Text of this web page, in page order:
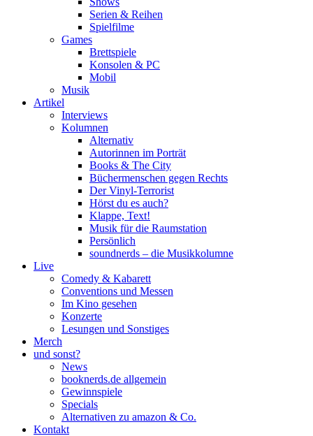
Serien & Reihen
Spielfilme
Games
Brettspiele
Konsolen & PC
Mobil
Musik
Artikel
Interviews
Kolumnen
Alternativ
Autorinnen im Porträt
Books & The City
Büchermenschen gegen Rechts
Der Vinyl-Terrorist
Hörst du es auch?
Klappe, Text!
Musik für die Raumstation
Persönlich
soundnerds – die Musikkolumne
Live
Comedy & Kabarett
Conventions und Messen
Im Kino gesehen
Konzerte
Lesungen und Sonstiges
Merch
und sonst?
News
booknerds.de allgemein
Gewinnspiele
Specials
Alternativen zu amazon & Co.
Kontakt